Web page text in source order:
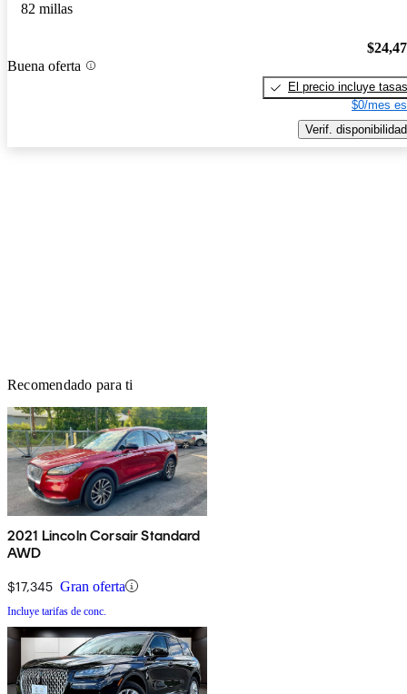
82 millas
Buena oferta
El precio incluye tasas
$0/mes
Verif. disponibilidad
Recomendado para ti
2021 Lincoln Corsair Standard
AWD
$17,345 Gran oferta
Incluye tarifas de conc.